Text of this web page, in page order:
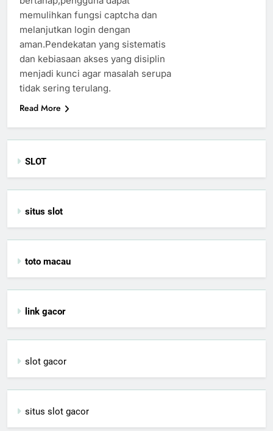
memulihkan fungsi captcha dan
melanjutkan login dengan
aman.Pendekatan yang sistematis
dan kebiasaan akses yang disiplin
menjadi kunci agar masalah serupa
tidak sering terulang.
Read More
SLOT
situs slot
toto macau
link gacor
slot gacor
situs slot gacor